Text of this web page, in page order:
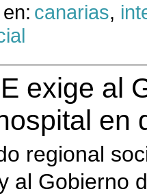
canarias,
exige al
en
regional
al Gobierno